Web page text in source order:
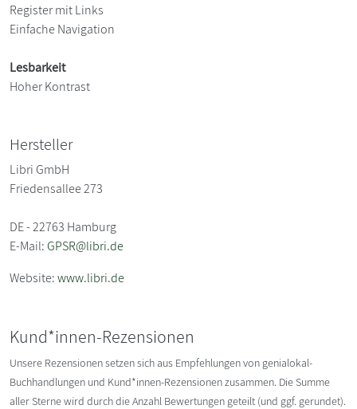
Register mit Links
Einfache Navigation
Lesbarkeit
Hoher Kontrast
Hersteller
Libri GmbH
Friedensallee 273
DE - 22763 Hamburg
E-Mail:GPSR@libri.de
Website:www.libri.de
Kund*innen-Rezensionen
Unsere Rezensionen setzen sich aus Empfehlungen von genialokal-
Buchhandlungen und Kund*innen-Rezensionen zusammen. Die Summe
aller Sterne wird durch die Anzahl Bewertungen geteilt (und ggf. gerundet).